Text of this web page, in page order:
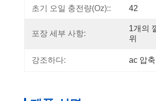
초기 오일 충전량(oz):: 42
포장 세부 사항:
1개의
위
강조하다: ac 압축